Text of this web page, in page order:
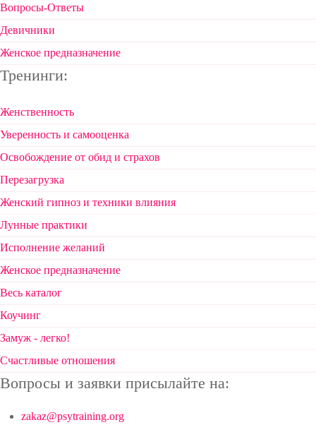
Вопросы-Ответы
Девичники
Женское предназначение
Тренинги:
Женственность
Уверенность и самооценка
Освобождение от обид и страхов
Перезагрузка
Женский гипноз и техники влияния
Лунные практики
Исполнение желаний
Женское предназначение
Весь каталог
Коучинг
Замуж - легко!
Счастливые отношения
Вопросы и заявки присылайте на:
zakaz@psytraining.org